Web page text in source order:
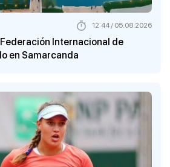
Internacional de
en Samarcanda
12:44 / 05.08.2026